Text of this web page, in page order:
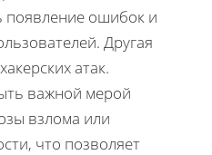
появление ошибок и
Другая
атак.
важной мерой
взлома или
что позволяет